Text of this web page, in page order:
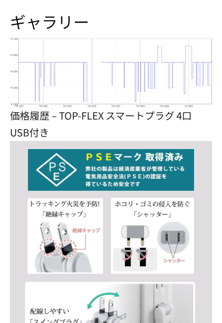
ギャラリー
価格履歴 – TOP-FLEX スマートプラグ 4口
USB付き